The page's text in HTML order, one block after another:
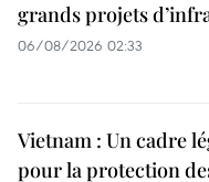
grands projets
06/08/2026 02:33
Vietnam : Un cadre
pour la protection